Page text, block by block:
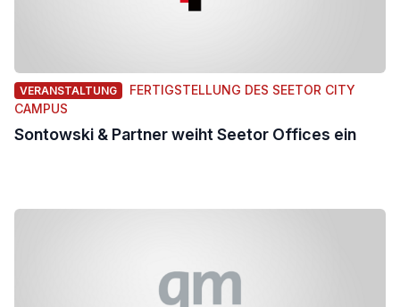
VERANSTALTUNG
FERTIGSTELLUNG DES SEETOR CITY
CAMPUS
Sontowski & Partner weiht Seetor Offices ein